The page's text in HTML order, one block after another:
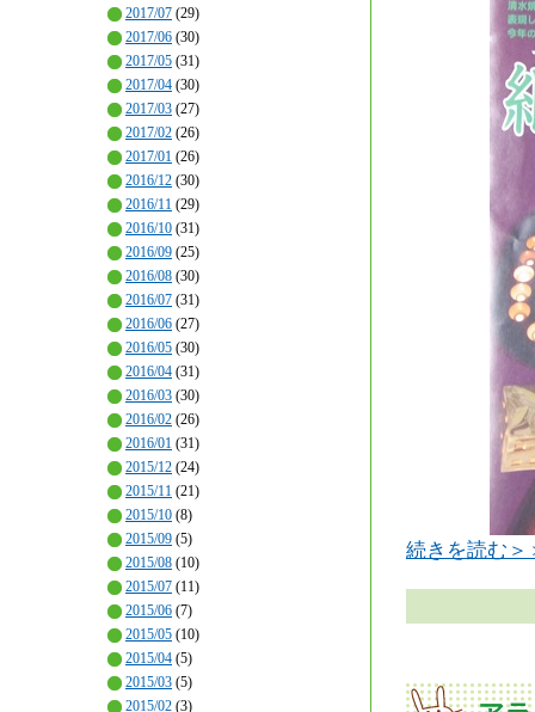
2017/07 (29)
2017/06 (30)
2017/05 (31)
2017/04 (30)
2017/03 (27)
2017/02 (26)
2017/01 (26)
2016/12 (30)
2016/11 (29)
2016/10 (31)
2016/09 (25)
2016/08 (30)
2016/07 (31)
2016/06 (27)
2016/05 (30)
2016/04 (31)
2016/03 (30)
2016/02 (26)
2016/01 (31)
2015/12 (24)
2015/11 (21)
2015/10 (8)
2015/09 (5)
2015/08 (10)
2015/07 (11)
2015/06 (7)
2015/05 (10)
2015/04 (5)
2015/03 (5)
2015/02 (3)
続きを読む＞